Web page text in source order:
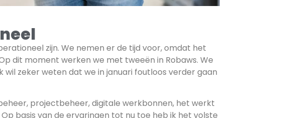
zijn. We nemen er de tijd voor, omdat het
dit moment werken we met tweeën in Robaws. We
zeker weten dat we in januari foutloos verder gaan
projectbeheer, digitale werkbonnen, het werkt
basis van de ervaringen tot nu toe heb ik het volste